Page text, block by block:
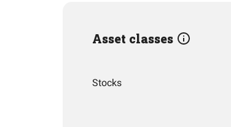
Asset classes
Stocks